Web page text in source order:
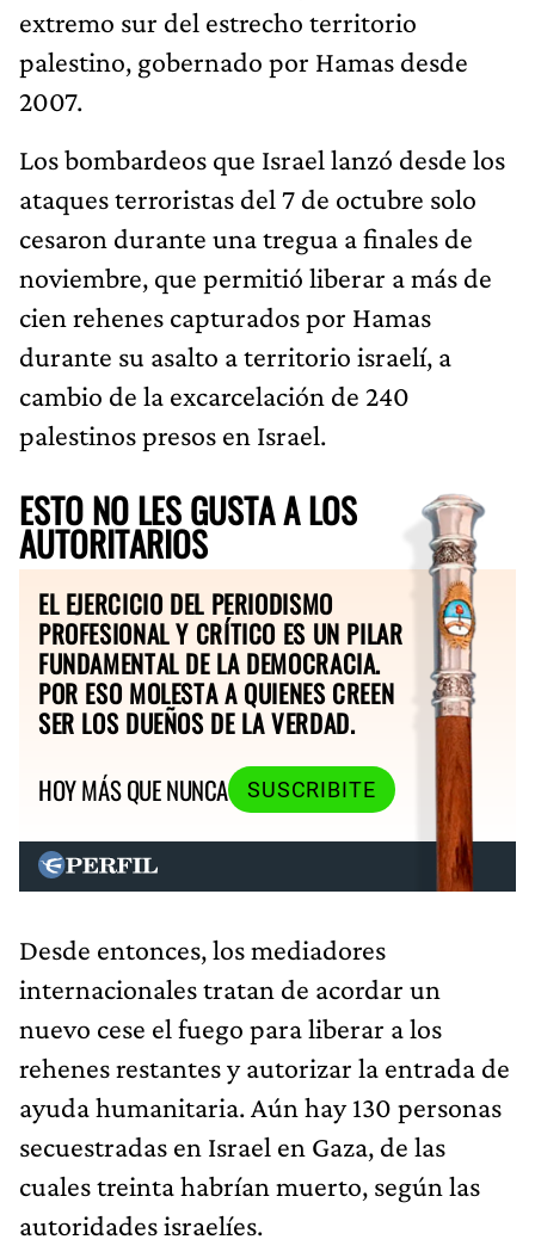
extremo sur del estrecho territorio
palestino, gobernado por Hamas desde
2007.
Los bombardeos que Israel lanzó desde los
ataques terroristas del 7 de octubre solo
cesaron durante una tregua a finales de
noviembre, que permitió liberar a más de
cien rehenes capturados por Hamas
durante su asalto a territorio israelí, a
cambio de la excarcelación de 240
palestinos presos en Israel.
ESTO NO LES GUSTA A LOS
AUTORITARIOS
EL EJERCICIO DEL PERIODISMO
PROFESIONAL Y CRÍTICO ES UN PILAR
FUNDAMENTAL DE LA DEMOCRACIA.
POR ESO MOLESTA A QUIENES CREEN
SER LOS DUEÑOS DE LA VERDAD.
HOY MÁS QUE NUNCA
SUSCRIBITE
Desde entonces, los mediadores
internacionales tratan de acordar un
nuevo cese el fuego para liberar a los
rehenes restantes y autorizar la entrada de
ayuda humanitaria. Aún hay 130 personas
secuestradas en Israel en Gaza, de las
cuales treinta habrían muerto, según las
autoridades israelíes.